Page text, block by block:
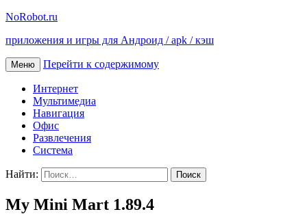
NoRobot.ru
приложения и игры для Андроид / apk / кэш
Меню Перейти к содержимому
Интернет
Мультимедиа
Навигация
Офис
Развлечения
Система
Найти:
My Mini Mart 1.89.4